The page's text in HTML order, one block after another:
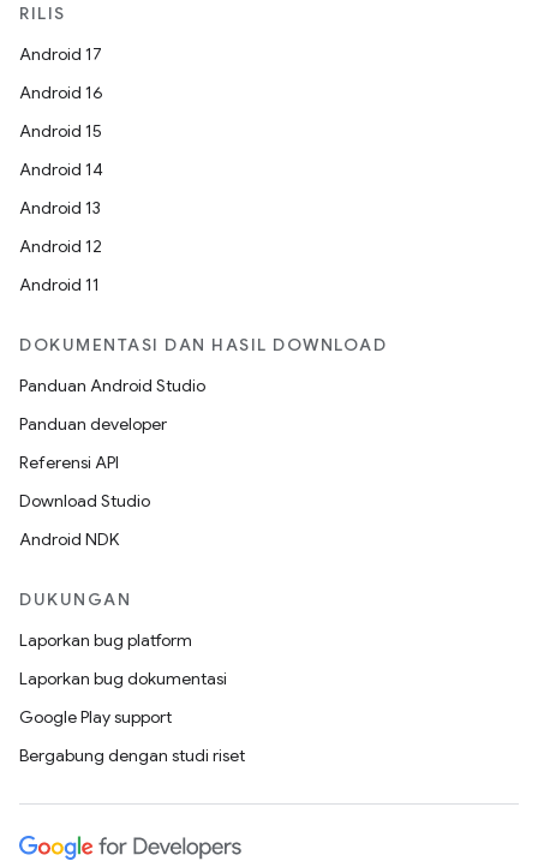
RILIS
Android 17
Android 16
Android 15
Android 14
Android 13
Android 12
Android 11
DOKUMENTASI DAN HASIL DOWNLOAD
Panduan Android Studio
Panduan developer
Referensi API
Download Studio
Android NDK
DUKUNGAN
Laporkan bug platform
Laporkan bug dokumentasi
Google Play support
Bergabung dengan studi riset